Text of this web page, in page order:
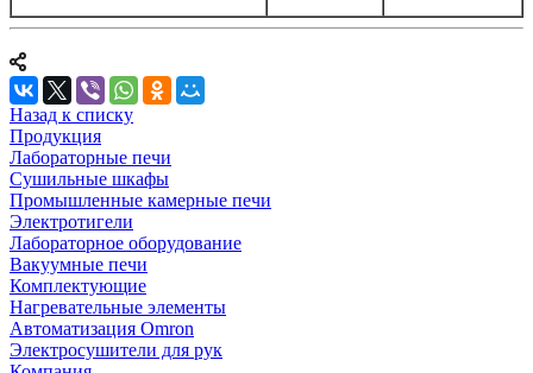
Назад к списку
Продукция
Лабораторные печи
Сушильные шкафы
Промышленные камерные печи
Электротигели
Лабораторное оборудование
Вакуумные печи
Комплектующие
Нагревательные элементы
Автоматизация Omron
Электросушители для рук